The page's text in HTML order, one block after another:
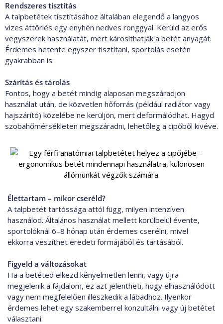
Rendszeres tisztítás
A talpbetétek tisztításához általában elegendő a langyos
vizes áttörlés egy enyhén nedves ronggyal. Kerüld az erős
vegyszerek használatát, mert károsíthatják a betét anyagát.
Érdemes hetente egyszer tisztítani, sportolás esetén
gyakrabban is.
Szárítás és tárolás
Fontos, hogy a betét mindig alaposan megszáradjon
használat után, de közvetlen hőforrás (például radiátor vagy
hajszárító) közelébe ne kerüljön, mert deformálódhat. Hagyd
szobahőmérsékleten megszáradni, lehetőleg a cipőből kivéve.
Élettartam – mikor cseréld?
A talpbetét tartóssága attól függ, milyen intenzíven
használod. Általános használat mellett körülbelül évente,
sportolóknál 6–8 hónap után érdemes cserélni, mivel
ekkorra veszíthet eredeti formájából és tartásából.
Figyeld a változásokat
Ha a betéted elkezd kényelmetlen lenni, vagy újra
megjelenik a fájdalom, ez azt jelentheti, hogy elhasználódott
vagy nem megfelelően illeszkedik a lábadhoz. Ilyenkor
érdemes lehet egy szakemberrel konzultálni vagy új betétet
választani.